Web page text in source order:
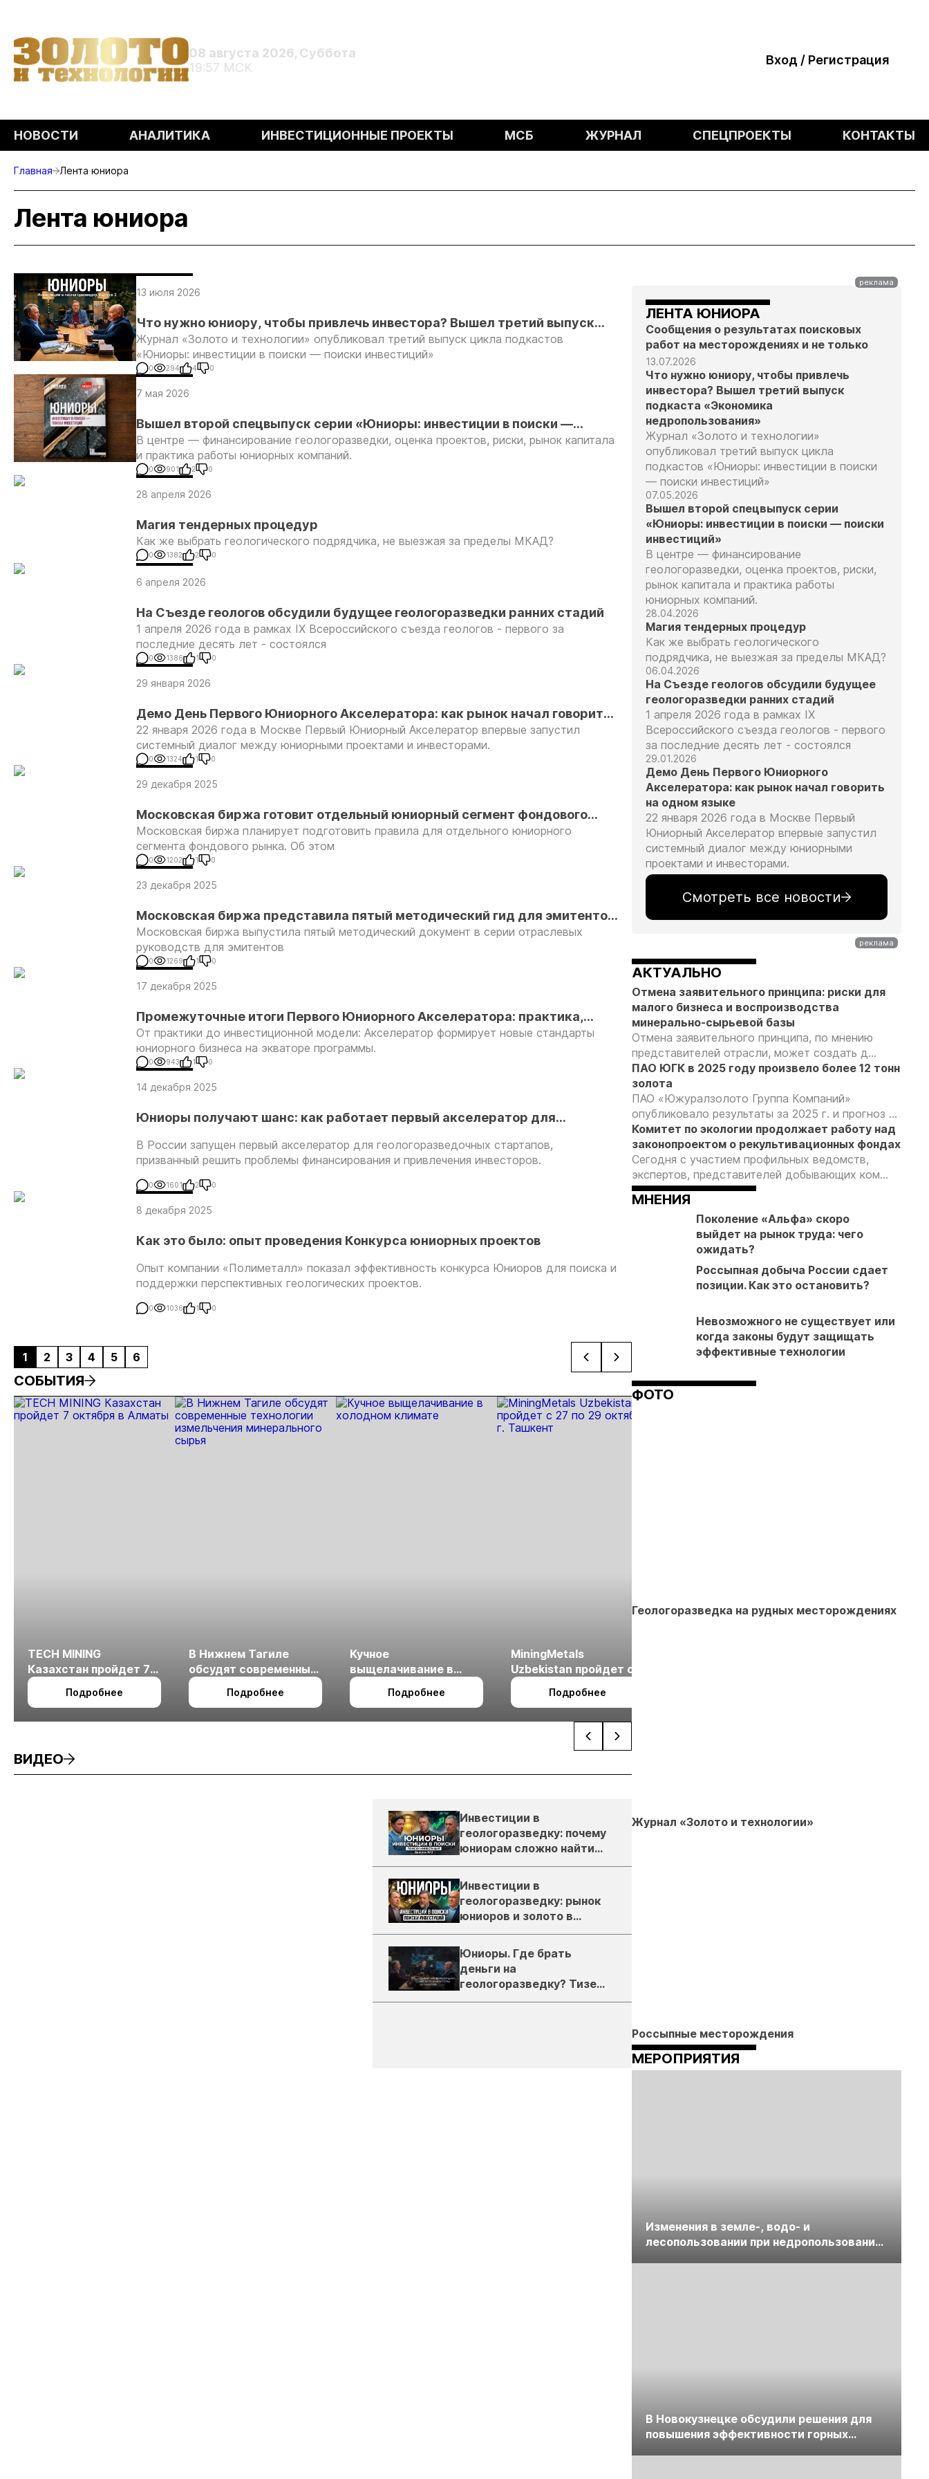
08 августа 2026, Суббота
19:57 МСК
Вход / Регистрация
НОВОСТИ АНАЛИТИКА ИНВЕСТИЦИОННЫЕ ПРОЕКТЫ МСБ ЖУРНАЛ СПЕЦПРОЕКТЫ КОНТАКТЫ
Главная Лента юниора
Лента юниора
13 июля 2026
Что нужно юниору, чтобы привлечь инвестора? Вышел третий выпуск
подкаста «Экономика недропользования»
Журнал «Золото и технологии» опубликовал третий выпуск цикла подкастов
«Юниоры: инвестиции в поиски — поиски инвестиций»
0 294 4 0
7 мая 2026
Вышел второй спецвыпуск серии «Юниоры: инвестиции в поиски —
поиски инвестиций»
В центре — финансирование геологоразведки, оценка проектов, риски, рынок капитала
и практика работы юниорных компаний.
0 901 2 0
28 апреля 2026
Магия тендерных процедур
Как же выбрать геологического подрядчика, не выезжая за пределы МКАД?
0 1382 2 0
6 апреля 2026
На Съезде геологов обсудили будущее геологоразведки ранних стадий
1 апреля 2026 года в рамках IX Всероссийского съезда геологов - первого за
последние десять лет - состоялся
0 1386 1 0
29 января 2026
Демо День Первого Юниорного Акселератора: как рынок начал говорить
на одном языке
22 января 2026 года в Москве Первый Юниорный Акселератор впервые запустил
системный диалог между юниорными проектами и инвесторами.
0 1324 1 0
29 декабря 2025
Московская биржа готовит отдельный юниорный сегмент фондового
рынка
Московская биржа планирует подготовить правила для отдельного юниорного
сегмента фондового рынка. Об этом
0 1202 1 0
23 декабря 2025
Московская биржа представила пятый методический гид для эмитентов
— о взаимодействии с инвесторами
Московская биржа выпустила пятый методический документ в серии отраслевых
руководств для эмитентов
0 1269 1 0
17 декабря 2025
Промежуточные итоги Первого Юниорного Акселератора: практика,
стандарты и первые выводы
От практики до инвестиционной модели: Акселератор формирует новые стандарты
юниорного бизнеса на экваторе программы.
0 943 1 0
14 декабря 2025
Юниоры получают шанс: как работает первый акселератор для
В России запущен первый акселератор для геологоразведочных стартапов,
призванный решить проблемы финансирования и привлечения инвесторов.
0 1601 2 0
8 декабря 2025
Как это было: опыт проведения Конкурса юниорных проектов
Опыт компании «Полиметалл» показал эффективность конкурса Юниоров для поиска и
поддержки перспективных геологических проектов.
0 1036 1 0
1 2 3 4 5 6
СОБЫТИЯ
TECH MINING
Казахстан пройдет 7
октября в Алматы
Подробнее
В Нижнем Тагиле
обсудят современные
технологии
измельчения
Подробнее
Кучное
выщелачивание в
холодном климате
Подробнее
MiningMetals
Uzbekistan пройдет с
27 по 29 октября в г.
Ташкент
Подробнее
ВИДЕО
Инвестиции в
геологоразведку: почему
юниорам сложно найти
деньги
Инвестиции в
геологоразведку: рынок
юниоров и золото в
России
Юниоры. Где брать
деньги на
геологоразведку? Тизер
подкаста ЗиТ №1
ЛЕНТА ЮНИОРА
Сообщения о результатах поисковых
работ на месторождениях и не только
13.07.2026
Что нужно юниору, чтобы привлечь
инвестора? Вышел третий выпуск
подкаста «Экономика
недропользования»
Журнал «Золото и технологии»
опубликовал третий выпуск цикла
подкастов «Юниоры: инвестиции в поиски
— поиски инвестиций»
07.05.2026
Вышел второй спецвыпуск серии
«Юниоры: инвестиции в поиски — поиски
инвестиций»
В центре — финансирование
геологоразведки, оценка проектов, риски,
рынок капитала и практика работы
юниорных компаний.
28.04.2026
Магия тендерных процедур
Как же выбрать геологического
подрядчика, не выезжая за пределы МКАД?
06.04.2026
На Съезде геологов обсудили будущее
геологоразведки ранних стадий
1 апреля 2026 года в рамках IX
Всероссийского съезда геологов - первого
за последние десять лет - состоялся
29.01.2026
Демо День Первого Юниорного
Акселератора: как рынок начал говорить
на одном языке
22 января 2026 года в Москве Первый
Юниорный Акселератор впервые запустил
системный диалог между юниорными
проектами и инвесторами.
Смотреть все новости
АКТУАЛЬНО
Отмена заявительного принципа: риски для
малого бизнеса и воспроизводства
минерально-сырьевой базы
Отмена заявительного принципа, по мнению
представителей отрасли, может создать д...
ПАО ЮГК в 2025 году произвело более 12 тонн
золота
ПАО «Южуралзолото Группа Компаний»
опубликовало результаты за 2025 г. и прогноз ...
Комитет по экологии продолжает работу над
законопроектом о рекультивационных фондах
Сегодня с участием профильных ведомств,
экспертов, представителей добывающих ком...
МНЕНИЯ
Поколение «Альфа» скоро
выйдет на рынок труда: чего
ожидать?
Россыпная добыча России сдает
позиции. Как это остановить?
Невозможного не существует или
когда законы будут защищать
эффективные технологии
ФОТО
Геологоразведка на рудных месторождениях
Журнал «Золото и технологии»
Россыпные месторождения
МЕРОПРИЯТИЯ
Изменения в земле-, водо- и
лесопользовании при недропользовании
В Новокузнецке обсудили решения для
повышения эффективности горных